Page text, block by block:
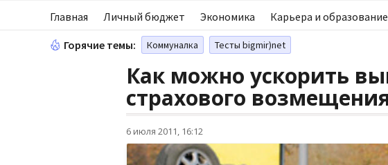
Главная Личный бюджет Экономика Карьера и образование
Горячие темы: Коммуналка Тесты bigmir)net
Как можно ускорить
страхового
6 июля 2011, 16:12